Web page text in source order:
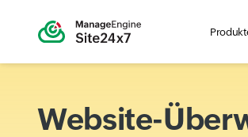
Website-